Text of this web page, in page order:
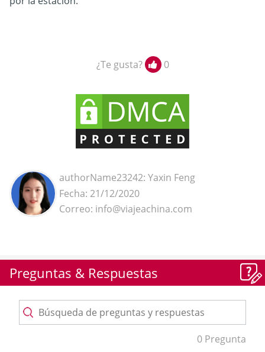
authorName23242: Yaxin Feng
Fecha: 21/12/2020
Correo: info@viajeachina.com
¿Te gusta? 0
Preguntas & Respuestas
0 Pregunta